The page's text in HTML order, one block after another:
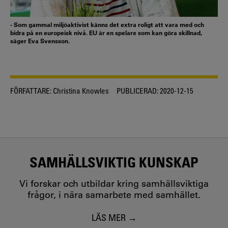
- Som gammal miljöaktivist känns det extra roligt att vara med och
bidra på en europeisk nivå. EU är en spelare som kan göra skillnad,
säger Eva Svensson.
FÖRFATTARE: Christina Knowles PUBLICERAD:2020-12-15
SAMHÄLLSVIKTIG KUNSKAP
Vi forskar och utbildar kring samhällsviktiga
frågor, i nära samarbete med samhället.
LÄS MER